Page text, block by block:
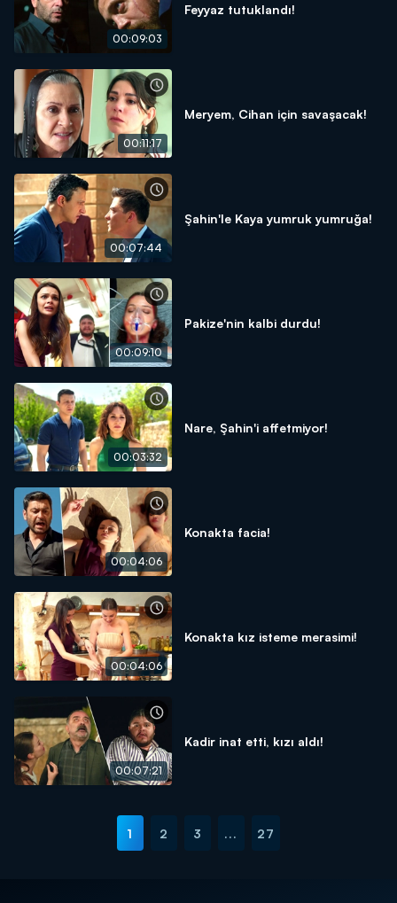
00:09:03
Feyyaz tutuklandı!
00:11:17
Meryem, Cihan için savaşacak!
00:07:44
Şahin'le Kaya yumruk yumruğa!
00:09:10
Pakize'nin kalbi durdu!
00:03:32
Nare, Şahin'i affetmiyor!
00:04:06
Konakta facia!
00:04:06
Konakta kız isteme merasimi!
00:07:21
Kadir inat etti, kızı aldı!
1 2 3 ... 27